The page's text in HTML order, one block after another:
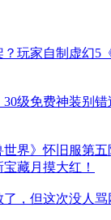
玩家自制虚幻5
30级免费神装别
界》怀旧服第
藏月摸大红！
了，但这次没人骂